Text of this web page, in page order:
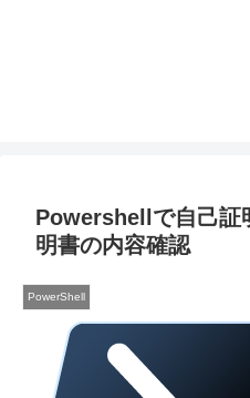
Powershellで自己証
明書の内容確認
PowerShell